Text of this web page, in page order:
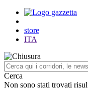
store
ITA
Cerca
Non sono stati trovati